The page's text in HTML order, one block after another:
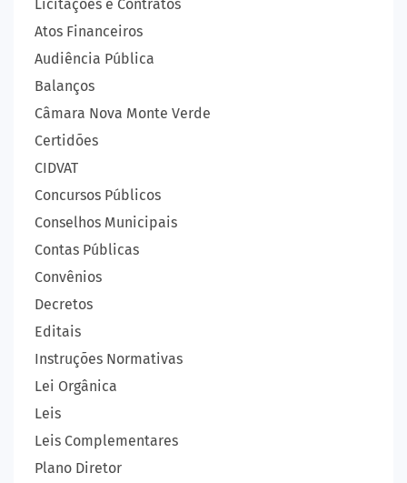
Licitações e Contratos
Atos Financeiros
Audiência Pública
Balanços
Câmara Nova Monte Verde
Certidões
CIDVAT
Concursos Públicos
Conselhos Municipais
Contas Públicas
Convênios
Decretos
Editais
Instruções Normativas
Lei Orgânica
Leis
Leis Complementares
Plano Diretor